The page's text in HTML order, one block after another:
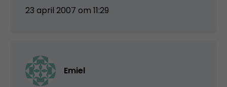
23 april 2007 om 11:29
Emiel